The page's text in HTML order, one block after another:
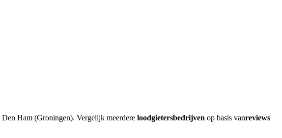
Den Ham (Groningen). Vergelijk meerdere loodgietersbedrijven op basis vanreviews